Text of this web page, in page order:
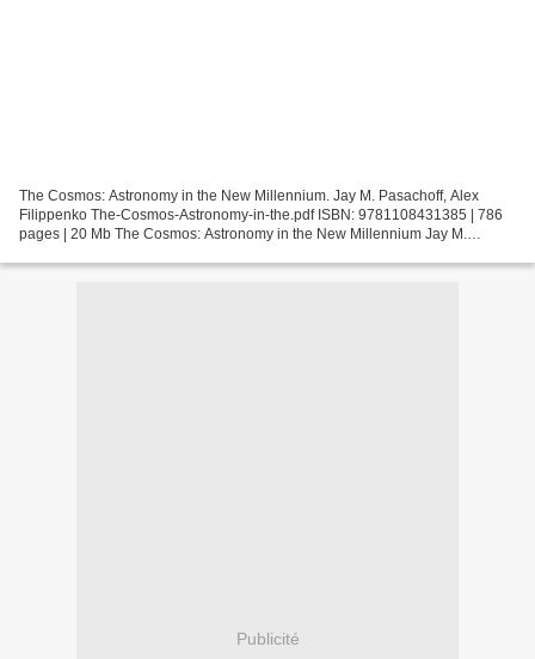
The Cosmos: Astronomy in the New Millennium. Jay M. Pasachoff, Alex
Filippenko The-Cosmos-Astronomy-in-the.pdf ISBN: 9781108431385 | 786
pages | 20 Mb The Cosmos: Astronomy in the New Millennium Jay M.
Publicité